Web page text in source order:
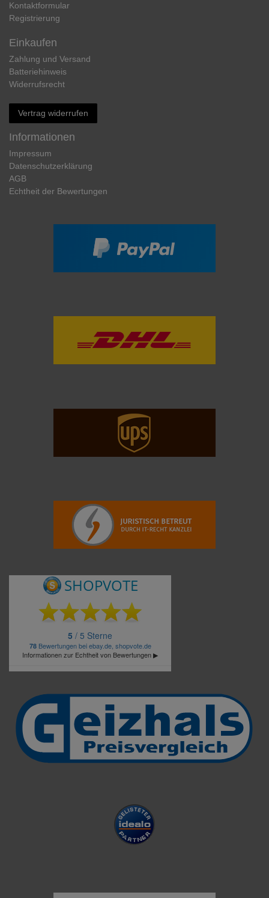
Kontaktformular
Registrierung
Einkaufen
Zahlung und Versand
Batteriehinweis
Widerrufs­recht
Vertrag widerrufen
Informationen
Impressum
Daten­schutz­erklärung
AGB
Echtheit der Bewertungen